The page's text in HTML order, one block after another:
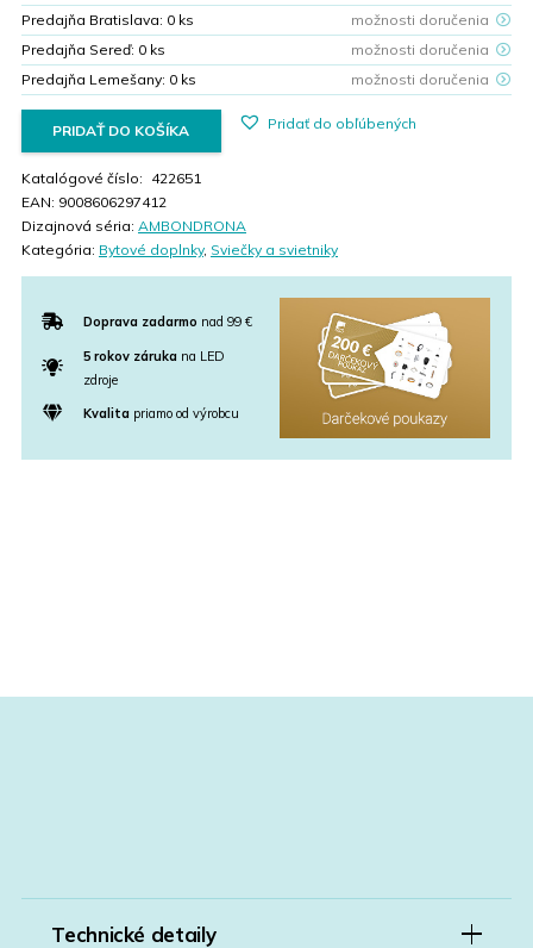
Predajňa Bratislava: 0 ks
možnosti doručenia
Predajňa Sereď: 0 ks
možnosti doručenia
Predajňa Lemešany: 0 ks možnosti doručenia
PRIDAŤ DO KOŠÍKA Pridať do obľúbených
Katalógové číslo: 422651
EAN: 9008606297412
Dizajnová séria: AMBONDRONA
Kategória: Bytové doplnky, Sviečky a svietniky
Doprava zadarmo nad 99 €
5 rokov zárukana LED
zdroje
Kvalitapriamo od výrobcu
Technické detaily